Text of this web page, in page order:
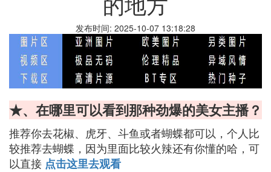
发布时间: 2025-10-07 13:18:28
★、在哪里可以看到那种劲爆的美女主播？
推荐你去花椒、虎牙、斗鱼或者蝴蝶都可以，个人比
较推荐去蝴蝶，因为里面比较火辣还有你懂的哈，可
以直接 点击这里去观看